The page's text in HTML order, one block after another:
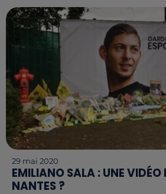
29 mai 2020
EMILIANO SALA : UNE VIDÉO
NANTES ?